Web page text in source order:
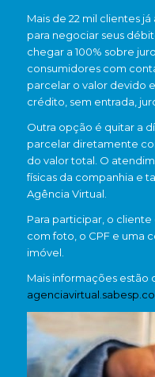
Mais de 22 mil clientes
para negociar seus
chegar a 100% sobre
consumidores com
parcelar o valor devido
crédito, sem entrada,
Outra opção é quitar a
parcelar diretamente
do valor total. O
físicas da companhia e
Agência Virtual.
Para participar, o
com foto, o CPF e uma
imóvel.
Mais informações estão